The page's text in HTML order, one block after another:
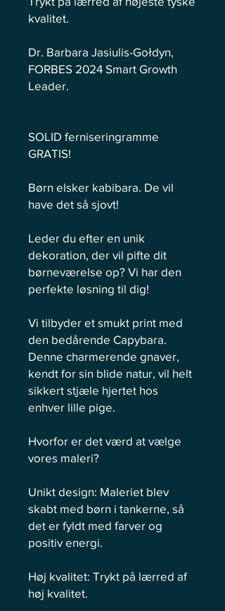
kvalitet.
Dr. Barbara Jasiulis-Gołdyn,
FORBES 2024 Smart Growth
Leader.
SOLID ferniseringramme
GRATIS!
Børn elsker kabibara. De vil
have det så sjovt!
Leder du efter en unik
dekoration, der vil pifte dit
børneværelse op? Vi har den
perfekte løsning til dig!
Vi tilbyder et smukt print med
den bedårende Capybara.
Denne charmerende gnaver,
kendt for sin blide natur, vil helt
sikkert stjæle hjertet hos
enhver lille pige.
Hvorfor er det værd at vælge
vores maleri?
Unikt design: Maleriet blev
skabt med børn i tankerne, så
det er fyldt med farver og
positiv energi.
Høj kvalitet: Trykt på lærred af
høj kvalitet.